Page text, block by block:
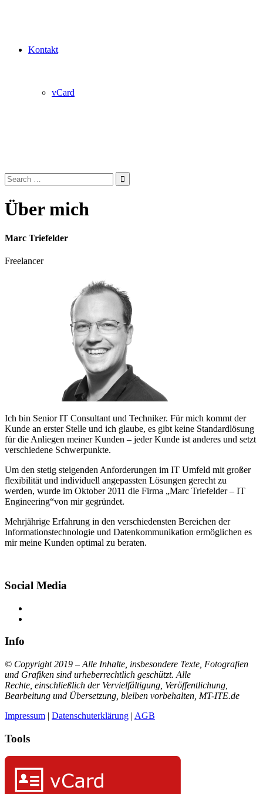
Kontakt
vCard
Search
for:
Über mich
Marc Triefelder
Freelancer
Ich bin Senior IT Consultant und Techniker. Für mich kommt der
Kunde an erster Stelle und ich glaube, es gibt keine Standardlösung
für die Anliegen meiner Kunden – jeder Kunde ist anderes und setzt
verschiedene Schwerpunkte.
Um den stetig steigenden Anforderungen im IT Umfeld mit großer
flexibilität und individuell angepassten Lösungen gerecht zu
werden, wurde im Oktober 2011 die Firma „Marc Triefelder – IT
Engineering“von mir gegründet.
Mehrjährige Erfahrung in den verschiedensten Bereichen der
Informationstechnologie und Datenkommunikation ermöglichen es
mir meine Kunden optimal zu beraten.
Social Media
Info
© Copyright 2019 – Alle Inhalte, insbesondere Texte, Fotografien
und Grafiken sind urheberrechtlich geschützt. Alle
Rechte, einschließlich der Vervielfältigung, Veröffentlichung,
Bearbeitung und Übersetzung, bleiben vorbehalten, MT-ITE.de
Impressum | Datenschuterklärung | AGB
Tools